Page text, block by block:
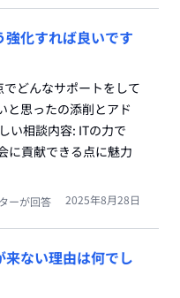
化すれば良いです
どんなサポートをして
と思ったの添削とアド
い相談内容: ITの力で
に貢献できる点に魅力
ーが回答 2025年8月28日
ない理由は何でし